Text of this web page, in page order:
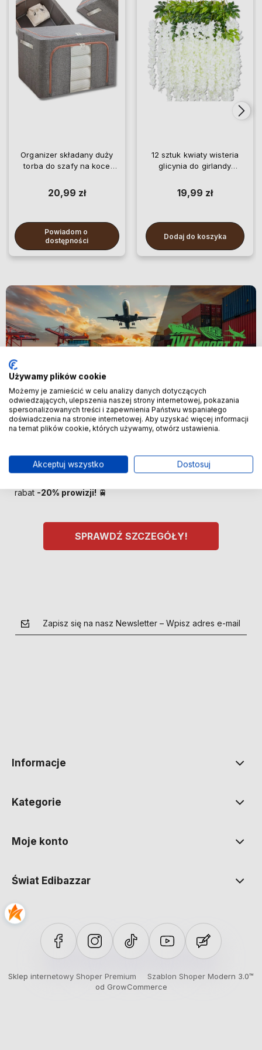
Organizer składany duży
torba do szafy na koce
20,99 zł
Powiadom o
dostępności
12 sztuk kwiaty wisteria
glicynia do girlandy
19,99 zł
Dodaj do koszyka
Nowość
🚢 Bezpośredni import z Chin –
rabat -20% prowizji! 🚆
SPRAWDŹ SZCZEGÓŁY!
Zapisz się na nasz Newsletter – Wpisz adres e-mail
Informacje
Kategorie
Moje konto
Świat Edibazzar
Sklep internetowy Shoper Premium
Szablon Shoper Modern 3.0™
od GrowCommerce
Używamy plików cookie
Możemy je zamieścić w celu analizy danych dotyczących
odwiedzających, ulepszenia naszej strony internetowej, pokazania
spersonalizowanych treści i zapewnienia Państwu wspaniałego
doświadczenia na stronie internetowej. Aby uzyskać więcej informacji
na temat plików cookie, których używamy, otwórz ustawienia.
Akceptuj wszystko Dostosuj